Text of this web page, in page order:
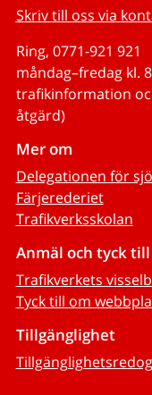
Skriv till oss via
Ring, 0771-921 921
måndag–fredag kl.
trafikinformation
åtgärd)
Mer om
Delegationen för
Färjerederiet
Trafikverksskolan
Anmäl och tyck till
Trafikverkets
Tyck till om
Tillgänglighet